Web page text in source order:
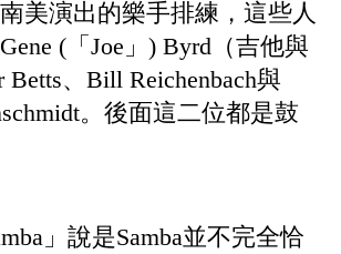
美演出的樂手排練，這些人
(「Joe」) Byrd（吉他與
Betts、Bill Reichenbach與
。後面這二位都是鼓
」說是Samba並不完全恰